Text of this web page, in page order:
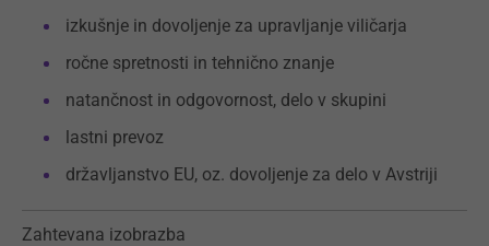
izkušnje in dovoljenje za upravljanje viličarja
ročne spretnosti in tehnično znanje
natančnost in odgovornost, delo v skupini
lastni prevoz
državljanstvo EU, oz. dovoljenje za delo v Avstriji
Zahtevana izobrazba